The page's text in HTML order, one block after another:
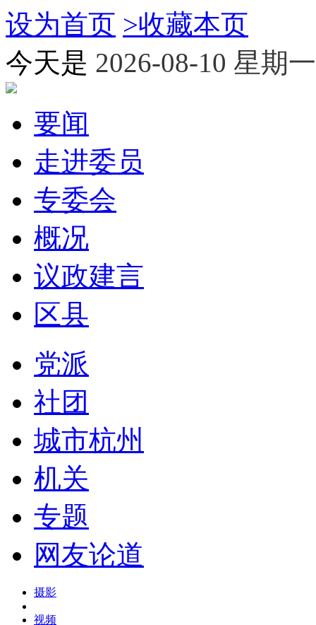
设为首页 >收藏本页
今天是 2026-08-10 星期一
要闻
走进委员
专委会
概况
议政建言
区县
党派
社团
城市杭州
机关
专题
网友论道
摄影
视频